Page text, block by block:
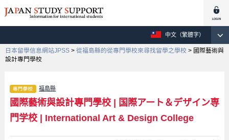
中文（繁體字）
日本留學信息網站JPSS > 從福島縣的從專門學校來尋找留學之學校 > 國際藝術與
設計專門學校
福島縣
國際藝術與設計專門學校|
国際アート＆デザイン専
門学校| International Art & Design College